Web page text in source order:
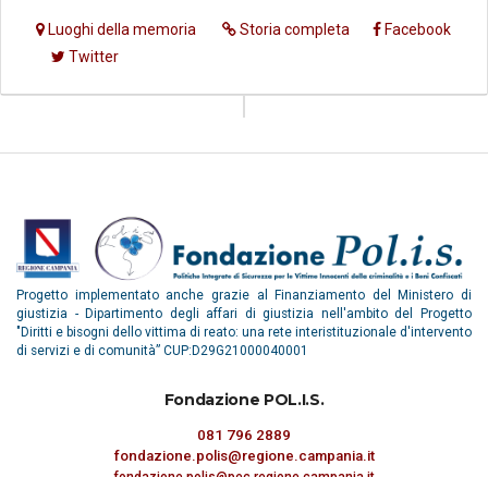
Luoghi della memoria Storia completa
Facebook
Twitter
Progetto implementato anche grazie al Finanziamento del Ministero di
giustizia - Dipartimento degli affari di giustizia nell'ambito del Progetto
"Diritti e bisogni dello vittima di reato: una rete interistituzionale d'intervento
di servizi e di comunità” CUP:D29G21000040001
Fondazione POL.I.S.
081 796 2889
fondazione.polis@regione.campania.it